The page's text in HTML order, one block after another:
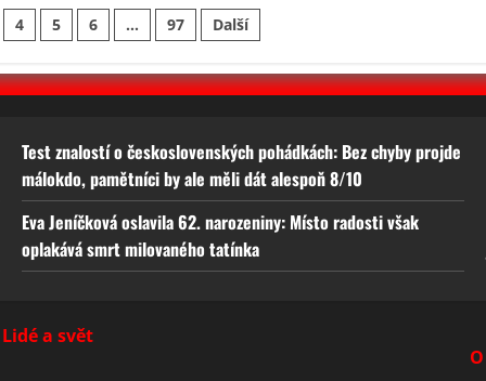
Němcová
se
ostře
do
vlády:
Reakce
uzlíčku
nenávisti
rozdělila
společnost
4 5 6 … 97 Další
Test znalostí o československých pohádkách: Bez chyby projde
málokdo, pamětníci by ale měli dát alespoň 8/10
Eva Jeníčková oslavila 62. narozeniny: Místo radosti však
oplakává smrt milovaného tatínka
Lidé a svět